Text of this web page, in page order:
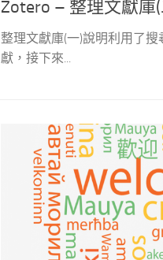
Zotero – 整理文獻庫
整理文獻庫(一)說明利用了
獻，接下來...